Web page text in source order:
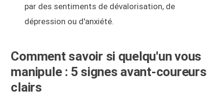
par des sentiments de dévalorisation, de
dépression ou d'anxiété.
Comment savoir si quelqu'un vous
manipule : 5 signes avant-coureurs
clairs